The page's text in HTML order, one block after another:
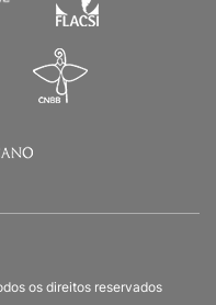
os direitos reservados